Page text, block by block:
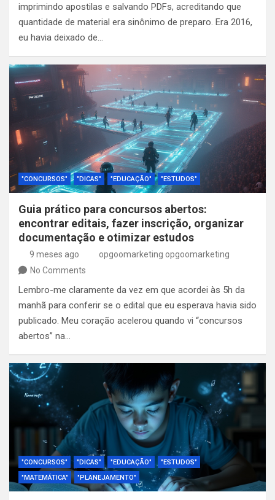
imprimindo apostilas e salvando PDFs, acreditando que
quantidade de material era sinônimo de preparo. Era 2016,
eu havia deixado de…
"CONCURSOS" "DICAS" "EDUCAÇÃO" "ESTUDOS"
Guia prático para concursos abertos:
encontrar editais, fazer inscrição, organizar
documentação e otimizar estudos
9 meses ago
opgoomarketing opgoomarketing
No Comments
Lembro-me claramente da vez em que acordei às 5h da
manhã para conferir se o edital que eu esperava havia sido
publicado. Meu coração acelerou quando vi “concursos
abertos” na…
"CONCURSOS" "DICAS" "EDUCAÇÃO"
"ESTUDOS"
"MATEMÁTICA"
"PLANEJAMENTO"